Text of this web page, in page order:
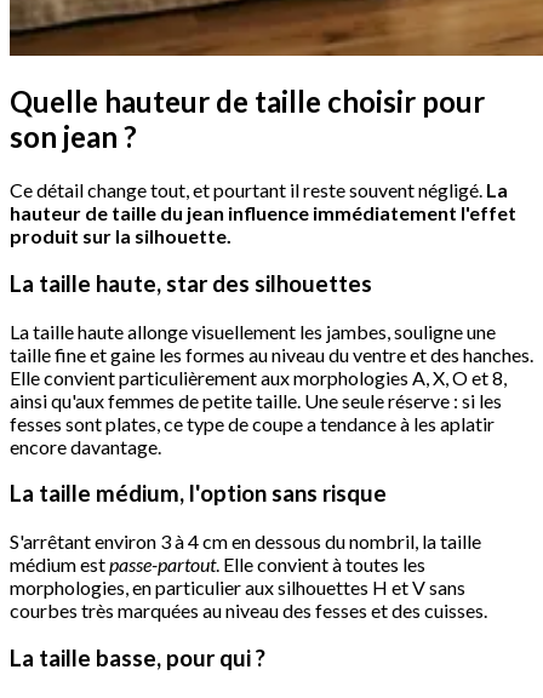
Quelle hauteur de taille choisir pour
son jean ?
Ce détail change tout, et pourtant il reste souvent négligé. La
hauteur de taille du jean influence immédiatement l'effet
produit sur la silhouette.
La taille haute, star des silhouettes
La taille haute allonge visuellement les jambes, souligne une
taille fine et gaine les formes au niveau du ventre et des hanches.
Elle convient particulièrement aux morphologies A, X, O et 8,
ainsi qu'aux femmes de petite taille. Une seule réserve : si les
fesses sont plates, ce type de coupe a tendance à les aplatir
encore davantage.
La taille médium, l'option sans risque
S'arrêtant environ 3 à 4 cm en dessous du nombril, la taille
médium estpasse-partout. Elle convient à toutes les
morphologies, en particulier aux silhouettes H et V sans
courbes très marquées au niveau des fesses et des cuisses.
La taille basse, pour qui ?